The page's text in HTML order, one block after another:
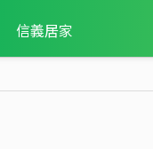
信義居家